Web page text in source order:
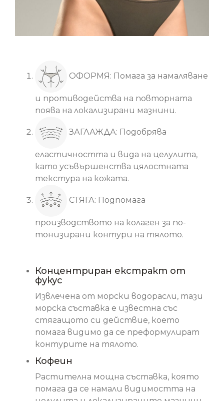
ОФОРМЯ: Помага за намаляване
и противодейства на повторната
поява на локализирани мазнини.
ЗАГЛАЖДА: Подобрява
еластичността и вида на целулита,
като усъвършенства цялостната
текстура на кожата.
СТЯГА: Подпомага
производството на колаген за по-
тонизирани контури на тялото.
Концентриран екстракт от
фукус
Извлечена от морски водорасли, тази
морска съставка е известна със
стягащото си действие, което
помага видимо да се преформулират
контурите на тялото.
Кофеин
Растителна мощна съставка, която
помага да се намали видимостта на